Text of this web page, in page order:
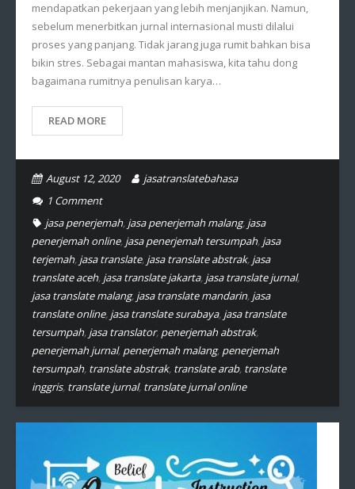
mendapatkan pekerjaan yang lebih menjanjikan. Namun,
sebelum menerbitkan jurnal internasional musti dilalui
proses yang panjang. Tidak jarang juga rumit bahkan bisa
bikin stres. Sebagai mantan mahasiswa, kita tahu dong
bagaimana rumitnya penulisan karya…
READ MORE
August 12, 2020
jasatranslatebahasa
1 Comment
jasa penerjemah, jasa penerjemah malang, jasa
penerjemah online, jasa penerjemah tersumpah, jasa
terjemah, jasa translate, jasa translate abstrak, jasa
translate aceh, jasa translate jakarta, jasa translate jurnal,
jasa translate malang, jasa translate mandarin, jasa
translate online, jasa translate surabaya, jasa translate
tersumpah, jasa translator, penerjemah abstrak,
penerjemah jurnal, penerjemah malang, penerjemah
tersumpah, translate abstrak, translate arab, translate
inggris, translate jurnal, translate jurnal online